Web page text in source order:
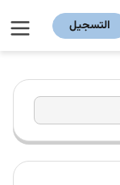
التسجيل